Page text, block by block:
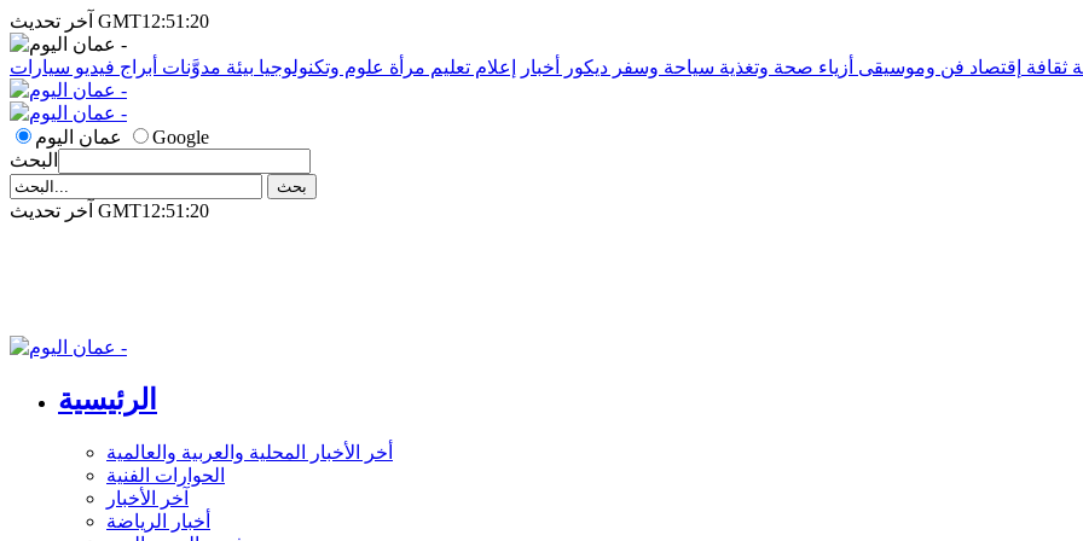
آخر تحديث GMT12:51:20
ثقافة إقتصاد فن وموسيقى أزياء صحة وتغذية سياحة وسفر ديكور أخبار إعلام تعليم مرأة علوم وتكنولوجيا بيئة مدوَّنات أبراج فيديو سيارات
عمان اليوم
Google
البحث
آخر تحديث GMT12:51:20
الرئيسية
أخر الأخبار المحلية والعربية والعالمية
الحوارات الفنية
آخر الأخبار
أخبار الرياضة